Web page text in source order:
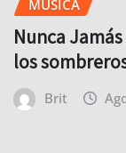
MÚSICA
Nunca
los
Brit